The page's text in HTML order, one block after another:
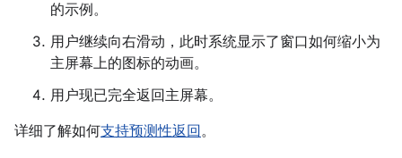
的示例。
用户继续向右滑动，此时系统显示了窗口如何缩小为
主屏幕上的图标的动画。
用户现已完全返回主屏幕。
详细了解如何支持预测性返回 。